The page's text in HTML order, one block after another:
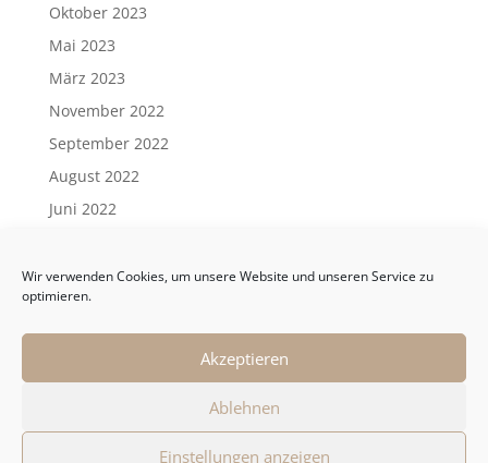
Wir verwenden Cookies, um unsere Website und unseren Service zu
optimieren.
Akzeptieren
Ablehnen
Einstellungen anzeigen
Oktober 2023
Mai 2023
März 2023
November 2022
September 2022
August 2022
Juni 2022
April 2022
März 2022
Februar 2022